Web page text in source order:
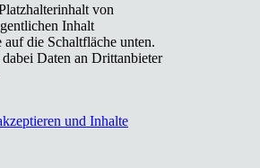
von
Inhalt
die Schaltfläche unten.
Daten an Drittanbieter
und Inhalte